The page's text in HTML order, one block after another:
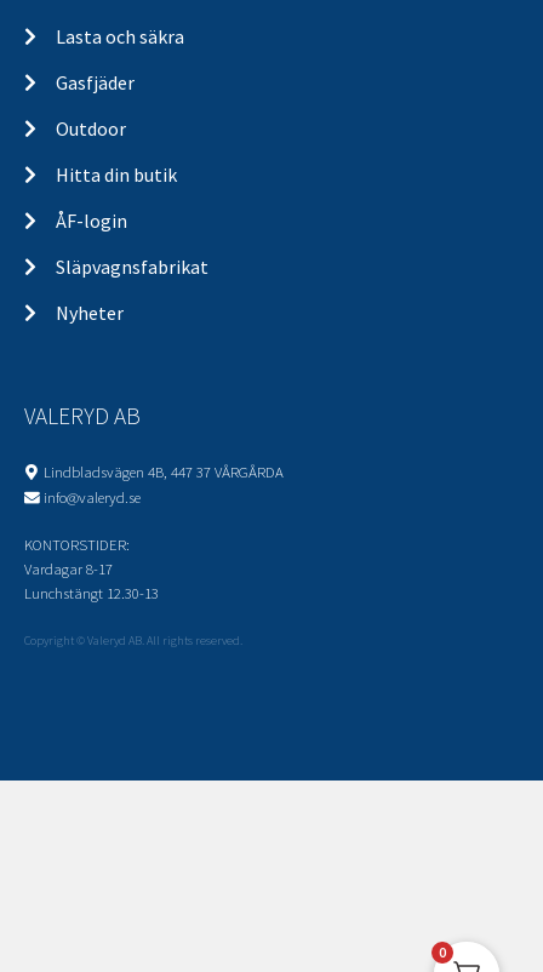
Lasta och säkra
Gasfjäder
Outdoor
Hitta din butik
ÅF-login
Släpvagnsfabrikat
Nyheter
VALERYD AB
Lindbladsvägen 4B, 447 37 VÅRGÅRDA
info@valeryd.se
KONTORSTIDER:
Vardagar 8-17
Lunchstängt 12.30-13
Copyright © Valeryd AB. All rights reserved.
0